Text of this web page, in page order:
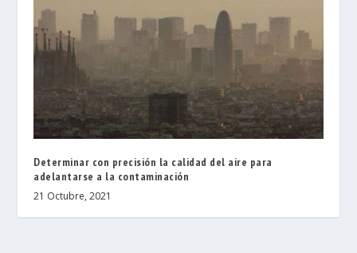
Determinar con precisión la calidad del aire para
adelantarse a la contaminación
21 Octubre, 2021